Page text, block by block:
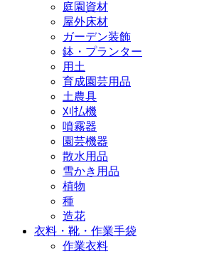
庭園資材
屋外床材
ガーデン装飾
鉢・プランター
用土
育成園芸用品
土農具
刈払機
噴霧器
園芸機器
散水用品
雪かき用品
植物
種
造花
衣料・靴・作業手袋
作業衣料